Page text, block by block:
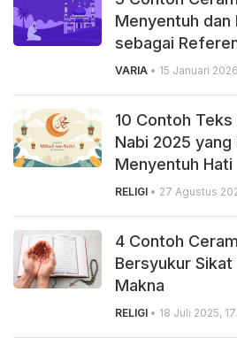
Menyentuh dan
sebagai
VARIA • 15 Januari
10 Contoh
Nabi 2025 yang
Menyentuh Hati
RELIGI • 27 Agustus
4 Contoh
Bersyukur Sikat
Makna
RELIGI • 18 Juli 2025,